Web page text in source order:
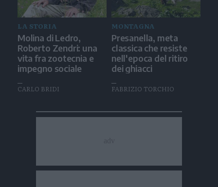
LA STORIA
Molina di Ledro,
Roberto Zendri: una
vita fra zootecnia e
impegno sociale
CARLO BRIDI
MONTAGNA
Presanella, meta
classica che resiste
nell'epoca del ritiro
dei ghiacci
FABRIZIO TORCHIO